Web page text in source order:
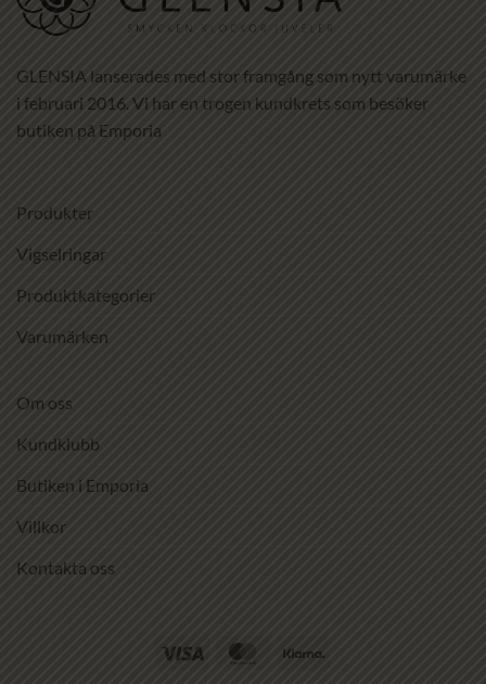
GLENSIA lanserades med stor framgång som nytt varumärke
i februari 2016. Vi har en trogen kundkrets som besöker
butiken på Emporia
Produkter
Vigselringar
Produktkategorier
Varumärken
Om oss
Kundklubb
Butiken i Emporia
Villkor
Kontakta oss
Visa MasterCard